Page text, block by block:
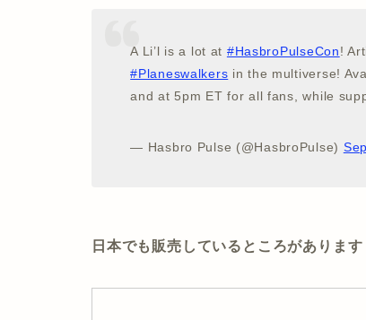
A Li’l is a lot at #HasbroPulseCon!
#Planeswalkers in the multiverse!
and at 5pm ET for all fans, while
— Hasbro Pulse (@HasbroPulse)
日本でも販売しているところがあります